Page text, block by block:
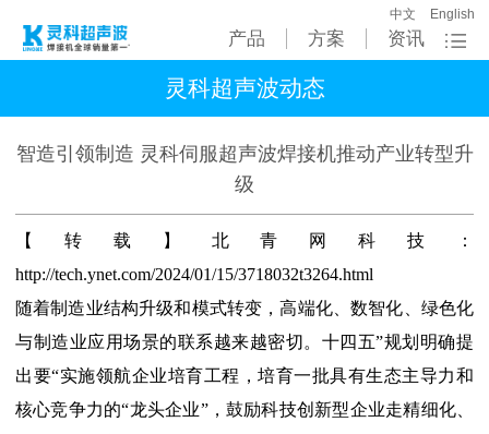
产品 方案 资讯
中文 English
灵科超声波动态
智造引领制造 灵科伺服超声波焊接机推动产业转型升
级
【转载】北青网科技：
http://tech.ynet.com/2024/01/15/3718032t3264.html
随着制造业结构升级和模式转变，高端化、数智化、绿色化
与制造业应用场景的联系越来越密切。十四五”规划明确提
出要“实施领航企业培育工程，培育一批具有生态主导力和
核心竞争力的“龙头企业”，鼓励科技创新型企业走精细化、